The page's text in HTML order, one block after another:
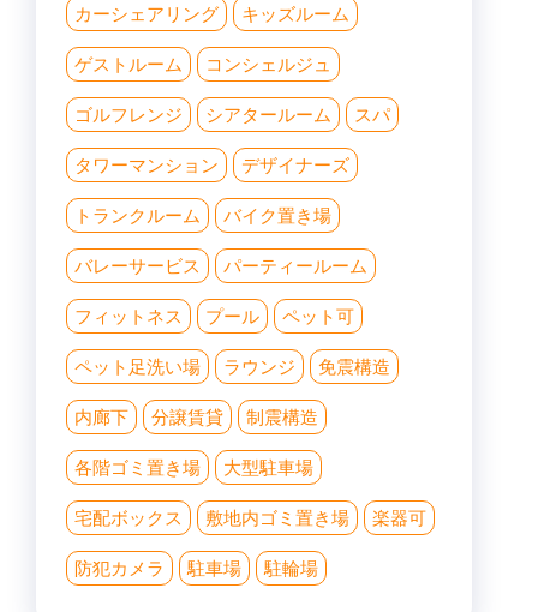
カーシェアリング キッズルーム
ゲストルーム コンシェルジュ
ゴルフレンジ シアタールーム スパ
タワーマンション デザイナーズ
トランクルーム バイク置き場
バレーサービス パーティールーム
フィットネス プール ペット可
ペット足洗い場 ラウンジ 免震構造
内廊下 分譲賃貸 制震構造
各階ゴミ置き場 大型駐車場
宅配ボックス 敷地内ゴミ置き場 楽器可
防犯カメラ 駐車場 駐輪場